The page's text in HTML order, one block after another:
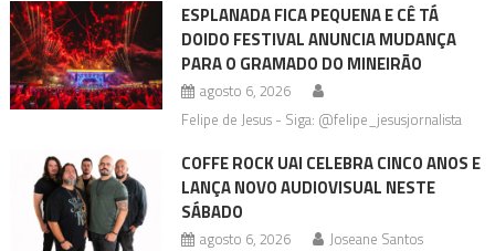
ESPLANADA FICA PEQUENA E CÊ TÁ
DOIDO FESTIVAL ANUNCIA MUDANÇA
PARA O GRAMADO DO MINEIRÃO
agosto 6, 2026
Felipe de Jesus - Siga: @felipe_jesusjornalista
COFFE ROCK UAI CELEBRA CINCO ANOS E
LANÇA NOVO AUDIOVISUAL NESTE
SÁBADO
agosto 6, 2026 Joseane Santos